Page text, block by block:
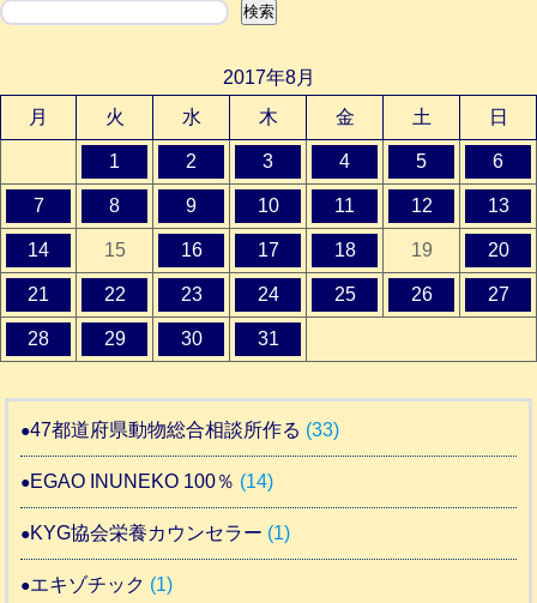
検索 検索
2017年8月
月
火 水 木 金 土 日
1 2 3 4 5 6
7 8 9 10 11 12 13
14 15 16 17 18 19 20
21 22 23 24 25 26 27
28 29 30 31
47都道府県動物総合相談所作る (33)
EGAO INUNEKO 100％ (14)
KYG協会栄養カウンセラー (1)
エキゾチック (1)